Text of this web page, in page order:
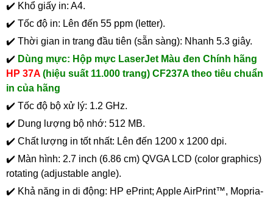
✔️ Khổ giấy in: A4.
✔️ Tốc độ in: Lên đến 55 ppm (letter).
✔️ Thời gian in trang đầu tiên (sẵn sàng): Nhanh 5.3 giây.
✔️ Dùng mực: Hộp mực LaserJet Màu đen Chính hãng
HP 37A (hiệu suất 11.000 trang) CF237A theo tiêu chuẩn
in của hãng
✔️ Tốc độ bộ xử lý: 1.2 GHz.
✔️ Dung lượng bộ nhớ: 512 MB.
✔️ Chất lượng in tốt nhất: Lên đến 1200 x 1200 dpi.
✔️ Màn hình: 2.7 inch (6.86 cm) QVGA LCD (color graphics)
rotating (adjustable angle).
✔️ Khả năng in di động: HP ePrint; Apple AirPrint™, Mopria-